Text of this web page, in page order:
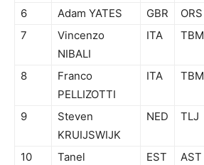
6
Adam YATES GBR ORS
7
Vincenzo
NIBALI
ITA TBM
8
Franco
PELLIZOTTI
ITA TBM
9
Steven
KRUIJSWIJK
NED TLJ
10
Tanel
EST AST